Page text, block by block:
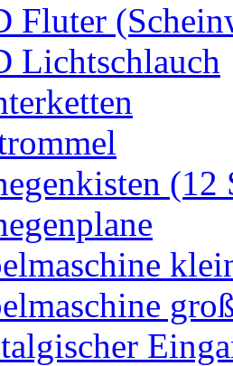
Fluter
Lichtschlauch
(12